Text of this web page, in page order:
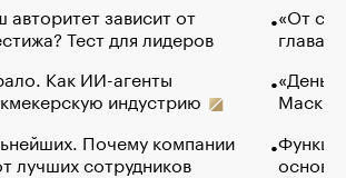
зависит от
Тест для лидеров
Как ИИ-агенты
индустрию
Почему компании
лучших сотрудников
«От
глава
Маск в
основ